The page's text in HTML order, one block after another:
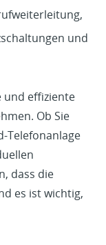
und
und effiziente
Ob Sie
Telefonanlage
dass die
es ist wichtig,